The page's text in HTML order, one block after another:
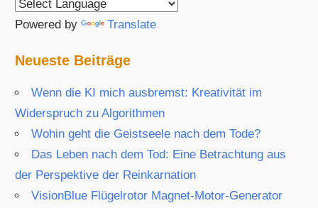
Powered by Translate
Neueste Beiträge
Wenn die KI mich ausbremst: Kreativität im
Widerspruch zu Algorithmen
Wohin geht die Geistseele nach dem Tode?
Das Leben nach dem Tod: Eine Betrachtung aus
der Perspektive der Reinkarnation
VisionBlue Flügelrotor Magnet-Motor-Generator